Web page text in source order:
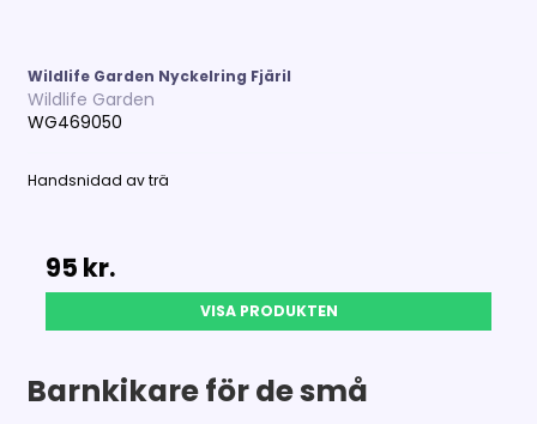
Wildlife Garden Nyckelring Fjäril
Wildlife Garden
WG469050
Handsnidad av trä
95 kr.
VISA PRODUKTEN
Barnkikare för de små